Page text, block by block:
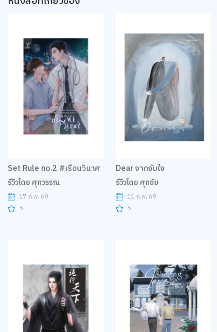
Set Rule no.2 #เรือนวินาศ
รีวิวโดย ศุภวรรณ
17 ก.พ. 69
5
Dear จากจับใจ
รีวิวโดย ศุภชัย
11 ก.พ. 69
5